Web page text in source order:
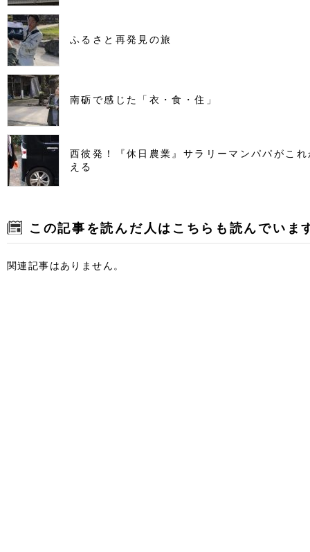
ふるさと再発見の旅
南砺で感じた「衣・食・住」
西彼発！『休日農業』サラリーマンパパがこ
える
この記事を読んだ人はこちらも読んでいま
関連記事はありません。